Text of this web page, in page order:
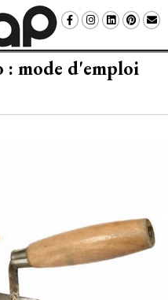
: mode d'emploi